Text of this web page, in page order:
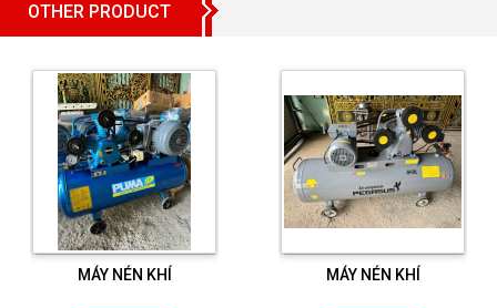
OTHER PRODUCT
MÁY NÉN KHÍ MÁY NÉN KHÍ